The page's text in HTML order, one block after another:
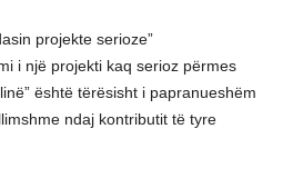
projekte serioze”
i një projekti kaq serioz përmes
është tërësisht i papranueshëm
ndaj kontributit të tyre